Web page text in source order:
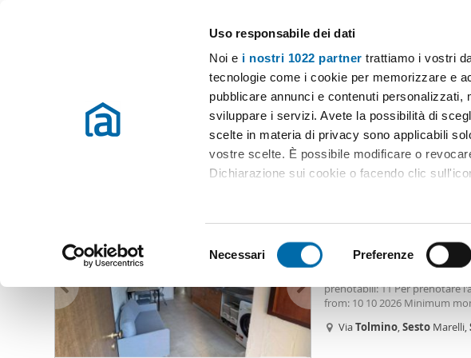
Uso responsabile dei dati
Noi e i nostri 1022 partner trattiamo i vostri
tecnologie come i cookie per memorizzare e
pubblicare annunci e contenuti
sviluppare i servizi. Avete la possibilità di
scelte in materia di privacy sono applicabili
vostre scelte. È possibile modificare o
Dichiarazione sui cookie o facendo clic
Identificare il tuo dispositivo,
(impronte digitali).
Approfondisci come vengono elaborati i tuoi
dettagli
. Puoi modificare o ritirare il tuo
Utilizziamo i cookie per personalizzare
e
z
i
Necessari Preferenze
Case e appartamenti in affitto in tutta Italia
Prezzo
Affitto Sesto San Giovanni Appartamenti Affitto Sesto San Giovanni
Appartamenti affitto tolmino sesto san giovanni Sesto San Giovanni (1
2
Bilocale arredato Sesto
prenotabili: 11 Per prenotare
from: 10 10 2026 Minimum
balcone Questo funzionale
ViaTolmino,Sesto Marelli,